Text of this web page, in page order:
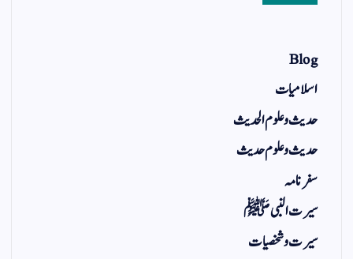
Blog
اسلامیات
حدیث و علوم الحدیث
حدیث و علوم حدیث
سفر نامہ
سیرت النبی ﷺ
سیرت و شخصیات